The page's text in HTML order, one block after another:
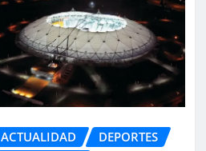
ACTUALIDAD
DEPORTES